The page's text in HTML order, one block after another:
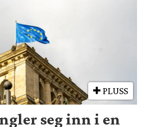
PLUSS
seg inn i en